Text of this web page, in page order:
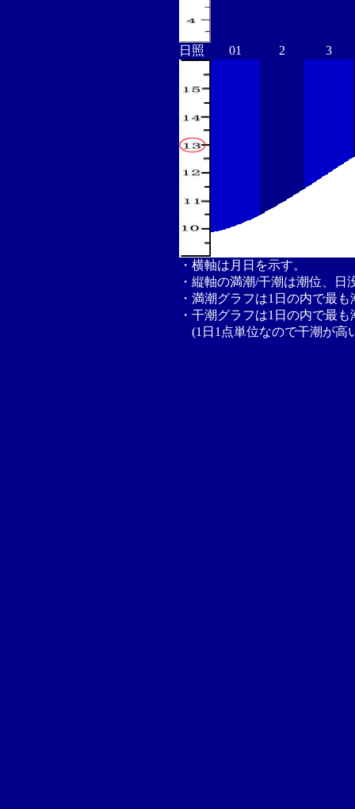
日照 01 2 3
・横軸は月日を示す。
・縦軸の満潮/干潮は潮位、
・満潮グラフは1日の内で最
・干潮グラフは1日の内で最
(1日1点単位なので干潮が高